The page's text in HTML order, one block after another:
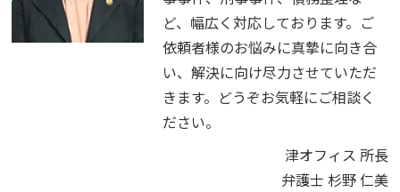
ど、幅広く対応しております。ご
依頼者様のお悩みに真摯に向き合
い、解決に向け尽力させていただ
きます。どうぞお気軽にご相談く
ださい。
津オフィス 所長
弁護士 杉野 仁美